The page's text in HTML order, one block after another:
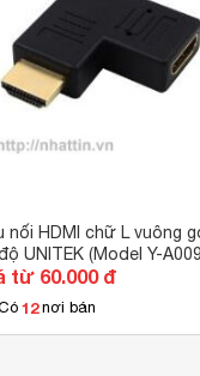
nối HDMI chữ L vuông
UNITEK (Model Y-
từ 60.000 đ
12 nơi bán